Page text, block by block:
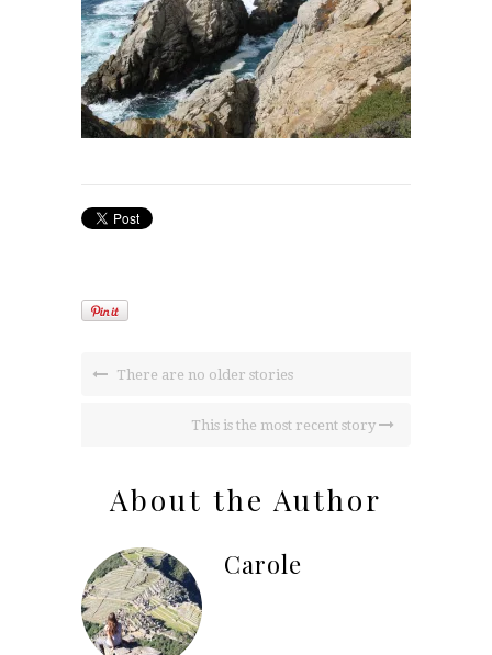
There are no older stories
This is the most recent story
About the Author
Carole